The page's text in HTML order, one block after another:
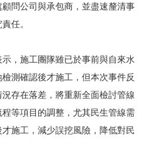
問公司與承包商，並盡速釐清事
任。
，施工團隊雖已於事前與自來水
測確認後才施工，但本次事件反
存在落差，將重新全面檢討管線
等項目的調整，尤其民生管線需
施工，減少誤挖風險，降低對民